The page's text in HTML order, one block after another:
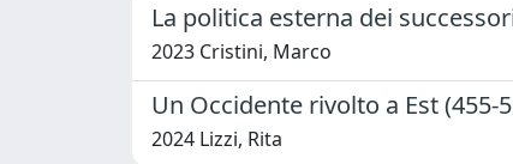
La politica esterna dei
2023 Cristini, Marco
Un Occidente rivolto a Est (455-
2024 Lizzi, Rita